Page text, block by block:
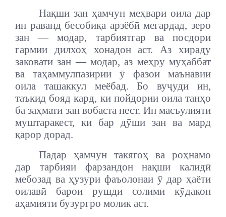
Нақши зан ҳамчун меҳвари оила дар
ин раванд бесобиқа арзёбӣ мегардад, зеро
зан — модар, тарбиятгар ва посдори
гармии дилхоҳ хонадон аст. Аз хираду
заковати зан — модар, аз меҳру муҳаббат
ва таҳаммулпазирии ӯ фазои маънавии
оила ташаккул меёбад. Бо вуҷуди ин,
таъкид бояд кард, ки пойдории оила танҳо
ба заҳмати зан вобаста нест. Ин масъулияти
муштаракест, ки бар дӯши зан ва мард
қарор дорад.
Падар ҳамчун такягоҳ ва роҳнамо
дар тарбияи фарзандон нақши калидӣ
мебозад ва ҳузури фаъолонаи ӯ дар ҳаёти
оилавӣ барои рушди солими кӯдакон
аҳамияти бузургро молик аст.